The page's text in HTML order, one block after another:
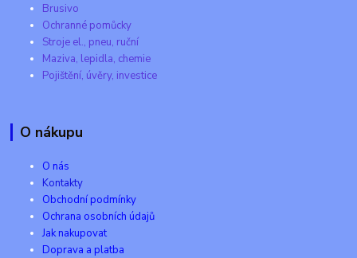
Brusivo
Ochranné pomůcky
Stroje el., pneu, ruční
Maziva, lepidla, chemie
Pojištění, úvěry, investice
O nákupu
O nás
Kontakty
Obchodní podmínky
Ochrana osobních údajů
Jak nakupovat
Doprava a platba